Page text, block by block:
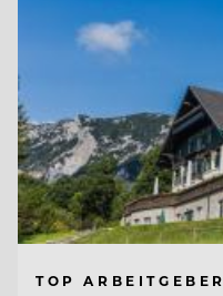
TOP ARBEITGEBER